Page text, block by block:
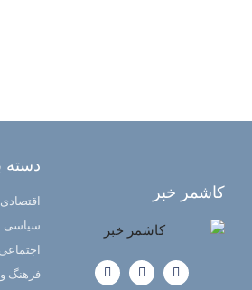
کاشمر خبر
دسته
اقتصادی
سیاسی
اجتماعی
فرهنگ و